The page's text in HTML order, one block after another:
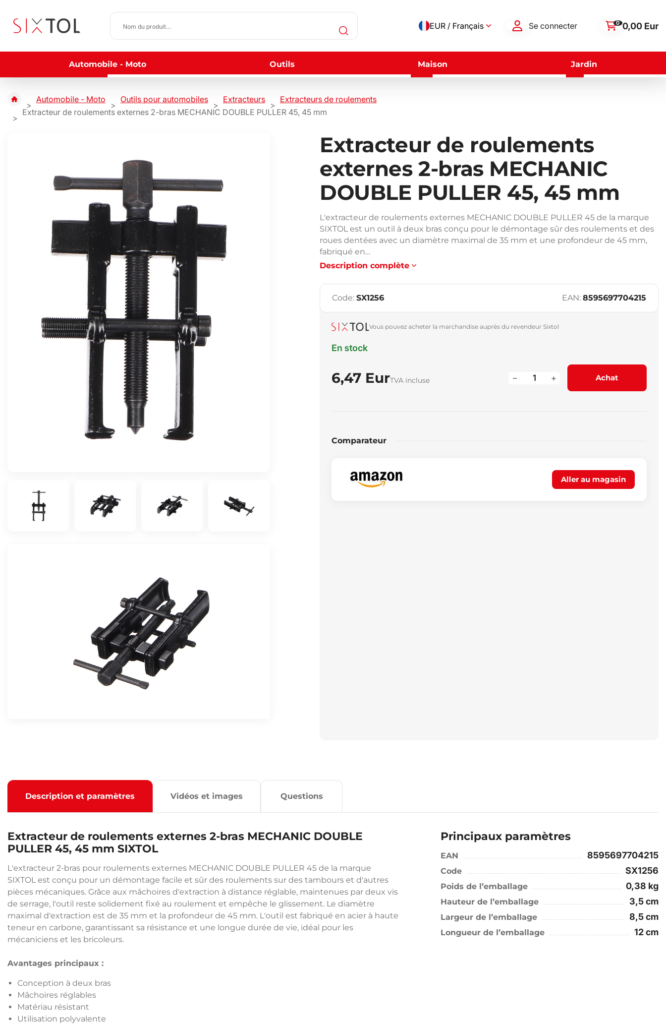
EUR / Français Se connecter 0 0,00 Eur
Automobile - Moto Outils Maison Jardin
Automobile - Moto Outils pour automobiles Extracteurs
Extracteurs de roulements
Extracteur de roulements externes 2-bras MECHANIC DOUBLE PULLER 45, 45 mm
Extracteur de roulements
externes 2-bras MECHANIC
DOUBLE PULLER 45, 45 mm
L'extracteur de roulements externes MECHANIC DOUBLE PULLER 45 de la marque
SIXTOL est un outil à deux bras conçu pour le démontage sûr des roulements et des
roues dentées avec un diamètre maximal de 35 mm et une profondeur de 45 mm,
fabriqué en…
Description complète
Code: SX1256 EAN: 8595697704215
Vous pouvez acheter la marchandise auprès du revendeur Sixtol
En stock
6,47 EurTVA incluse +
– Achat
Comparateur
Aller au magasin
Description et paramètres Vidéos et images Questions
Extracteur de roulements externes 2-bras MECHANIC DOUBLE
PULLER 45, 45 mm SIXTOL
L'extracteur 2-bras pour roulements externes MECHANIC DOUBLE PULLER 45 de la marque
SIXTOL est conçu pour un démontage facile et sûr des roulements sur des tambours et d'autres
pièces mécaniques. Grâce aux mâchoires d'extraction à distance réglable, maintenues par deux vis
de serrage, l'outil reste solidement fixé au roulement et empêche le glissement. Le diamètre
maximal d'extraction est de 35 mm et la profondeur de 45 mm. L'outil est fabriqué en acier à haute
teneur en carbone, garantissant sa résistance et une longue durée de vie, idéal pour les
mécaniciens et les bricoleurs.
Avantages principaux :
Conception à deux bras
Mâchoires réglables
Matériau résistant
Utilisation polyvalente
Principaux paramètres
EAN 8595697704215
Code SX1256
Poids de l’emballage 0,38 kg
Hauteur de l’emballage 3,5 cm
Largeur de l’emballage 8,5 cm
Longueur de l’emballage 12 cm